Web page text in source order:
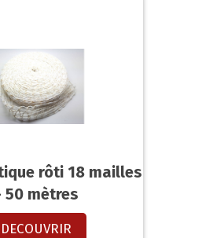
rôti 18 mailles
50 mètres
DECOUVRIR